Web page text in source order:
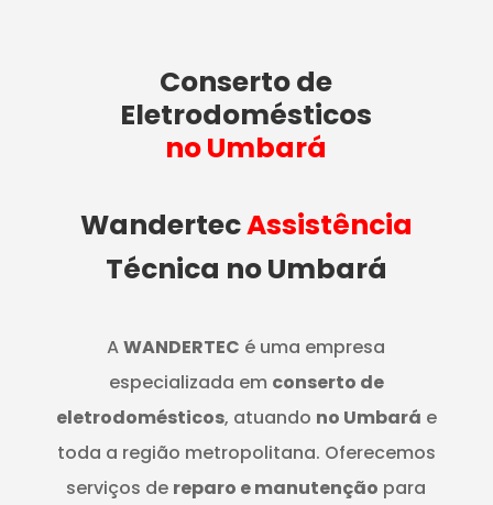
Conserto de
Eletrodomésticos
no Umbará
WandertecAssistência
Técnica no Umbará
AWANDERTEC é uma empresa
especializada em conserto de
eletrodomésticos, atuando no Umbará e
toda a região metropolitana. Oferecemos
serviços de reparo e manutenção para